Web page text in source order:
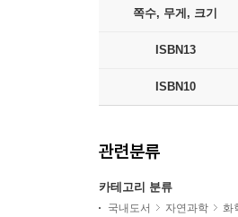
쪽수, 무게, 크기
ISBN13
ISBN10
관련분류
카테고리 분류
국내도서 자연과학 화